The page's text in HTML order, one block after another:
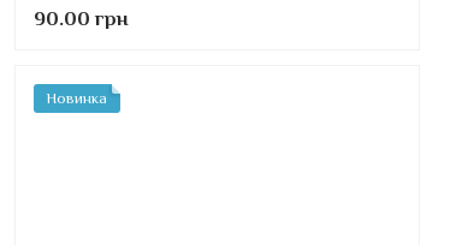
90.00 грн
Новинка